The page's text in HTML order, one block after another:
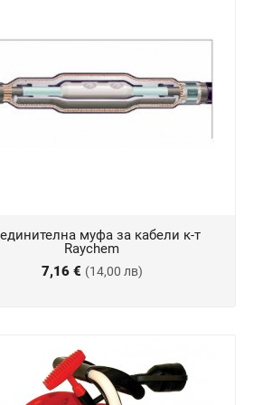
муфа за кабели к-т
Raychem
7,16 € (14,00 лв)